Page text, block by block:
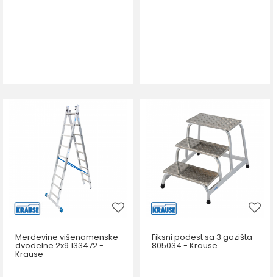
Merdevine višenamenske
dvodelne 2x9 133472 -
Krause
Fiksni podest sa 3 gazišta
805034 - Krause